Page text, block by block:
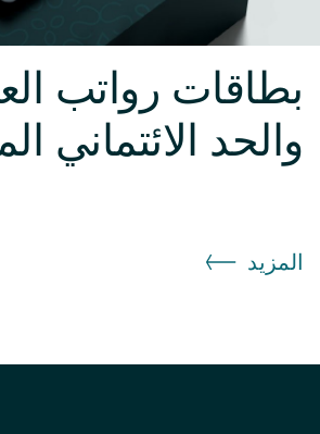
بطاقات رواتب
والحد الائتماني
المزيد